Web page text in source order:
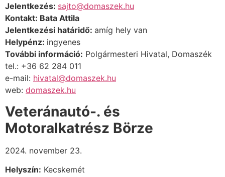
Jelentkezés: sajto@domaszek.hu
Kontakt: Bata Attila
Jelentkezési határidő: amíg hely van
Helypénz: ingyenes
További információ: Polgármesteri Hivatal, Domaszék
tel.: +36 62 284 011
e-mail: hivatal@domaszek.hu
web: domaszek.hu
Veteránautó-. és
Motoralkatrész Börze
2024. november 23.
Helyszín: Kecskemét